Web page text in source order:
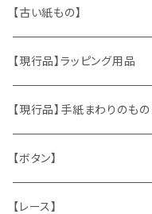
ヴィンテージアクセサリー
おもちゃ、ぬいぐるみ
くま、テディベア
うさぎ
ヴィンテージファブリック
ハンドメイド製品
お部屋に飾るもの
【古い紙もの】
切手、FDC
ポストカード、カレンダー
マッチラベル、食品ラベル
蔵書票、荷札、ビュバー、伝票
【現行品】ラッピング用品
伝票、タグ、シール
袋、ラッピングペーパー
ひも、テープ
【現行品】手紙まわりのもの
封筒、ポストカード
切手
【ボタン】
木
【レース】